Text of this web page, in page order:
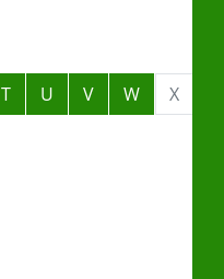
T U V W X